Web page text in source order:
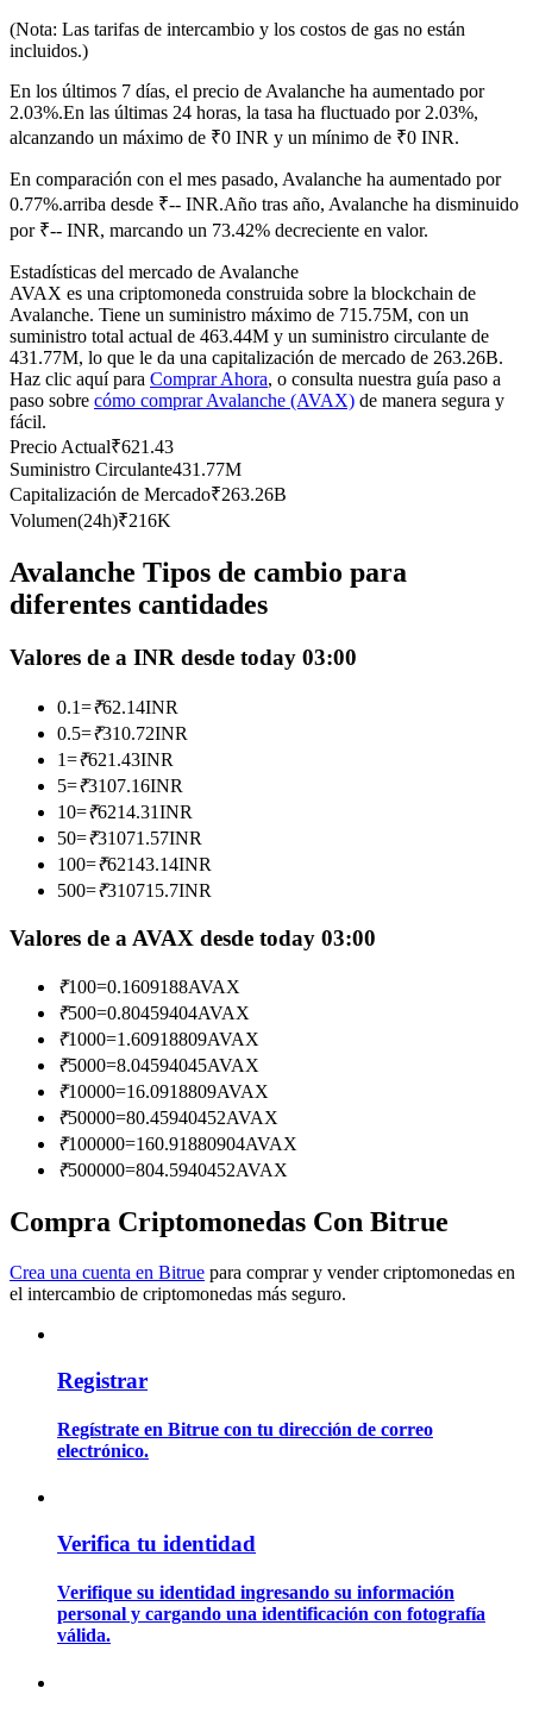
Futuros del USDC
Copiar Trading
Únete a los mejores traders
Disfruta del reparto de beneficios y comisiones de copy trading
Análisis de big data que incluye información comercial, etc.
Guía de inicio de futuros
Estrategias comerciales
(Nota: Las tarifas de intercambio y los costos de gas no están
incluidos.)
En los últimos 7 días, el precio de Avalanche ha aumentado por
2.03%.En las últimas 24 horas, la tasa ha fluctuado por 2.03%,
alcanzando un máximo de ₹0 INR y un mínimo de ₹0 INR.
En comparación con el mes pasado, Avalanche ha aumentado por
0.77%.arriba desde ₹-- INR.Año tras año, Avalanche ha disminuido
por ₹-- INR, marcando un 73.42% decreciente en valor.
Estadísticas del mercado de Avalanche
AVAX es una criptomoneda construida sobre la blockchain de
Avalanche. Tiene un suministro máximo de 715.75M, con un
suministro total actual de 463.44M y un suministro circulante de
431.77M, lo que le da una capitalización de mercado de 263.26B.
Haz clic aquí para Comprar Ahora, o consulta nuestra guía paso a
paso sobre cómo comprar Avalanche (AVAX) de manera segura y
fácil.
Precio Actual₹621.43
Suministro Circulante431.77M
Capitalización de Mercado₹263.26B
Volumen(24h)₹216K
Avalanche Tipos de cambio para
diferentes cantidades
Valores de a INR desde today 03:00
0.1=₹62.14INR
0.5=₹310.72INR
1=₹621.43INR
5=₹3107.16INR
10=₹6214.31INR
50=₹31071.57INR
100=₹62143.14INR
500=₹310715.7INR
Valores de a AVAX desde today 03:00
₹100=0.1609188AVAX
₹500=0.80459404AVAX
₹1000=1.60918809AVAX
₹5000=8.04594045AVAX
₹10000=16.0918809AVAX
₹50000=80.45940452AVAX
₹100000=160.91880904AVAX
₹500000=804.5940452AVAX
Compra Criptomonedas Con Bitrue
Crea una cuenta en Bitrue para comprar y vender criptomonedas en
el intercambio de criptomonedas más seguro.
Registrar
Regístrate en Bitrue con tu dirección de correo
electrónico.
Verifica tu identidad
Verifique su identidad ingresando su información
personal y cargando una identificación con fotografía
válida.